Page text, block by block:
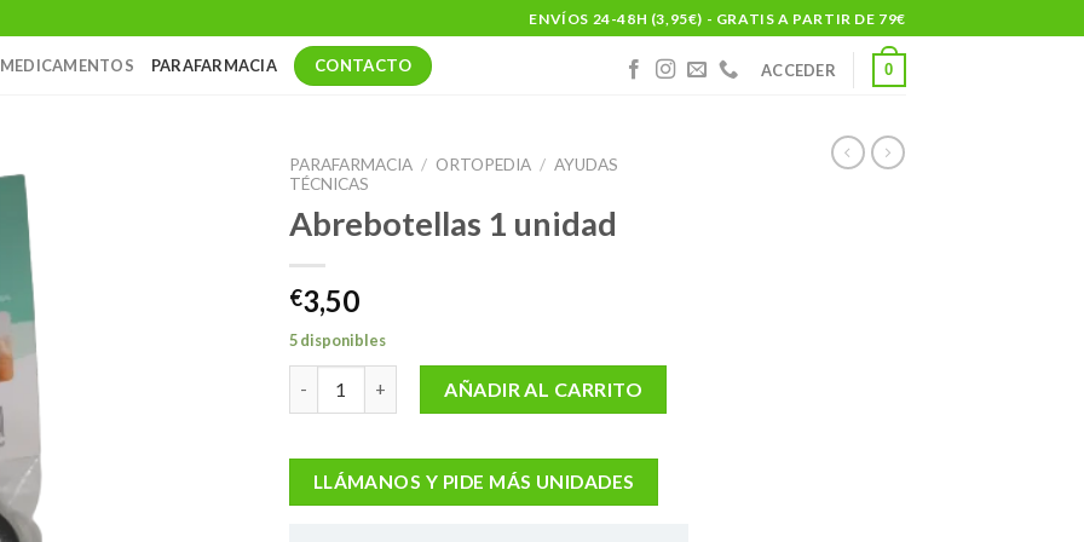
ENVÍOS 24-48H (3,95€) - GRATIS A PARTIR DE 79€
MEDICAMENTOS PARAFARMACIA CONTACTO ACCEDER 0
PARAFARMACIA / ORTOPEDIA / AYUDAS
TÉCNICAS
Abrebotellas 1 unidad
€3,50
5 disponibles
Abrebotellas 1 unidad cantidadAÑADIR AL CARRITO
LLÁMANOS Y PIDE MÁS UNIDADES